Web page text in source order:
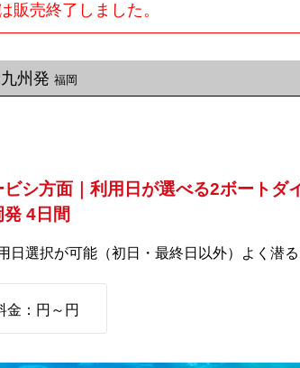
販売終了しました。
九州発 福岡
シ方面｜利用日が選べる2ボート
4日間
日選択が可能（初日・最終日以外）よく潜
： 円～ 円